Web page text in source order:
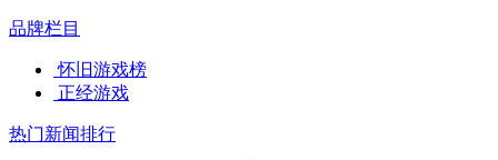
品牌栏目
怀旧游戏榜
正经游戏
热门新闻排行